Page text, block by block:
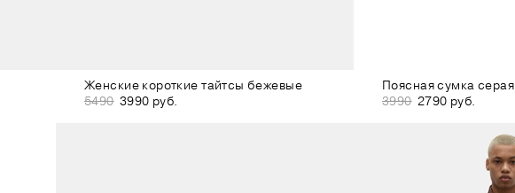
Женские короткие тайтсы бежевые
5490 3990 руб.
Поясная сумка серая
3990 2790 руб.